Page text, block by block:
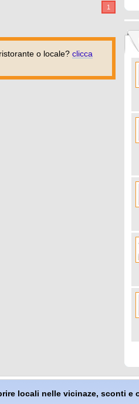
1
o locale? clicca
locali nelle vicinaze, sconti e